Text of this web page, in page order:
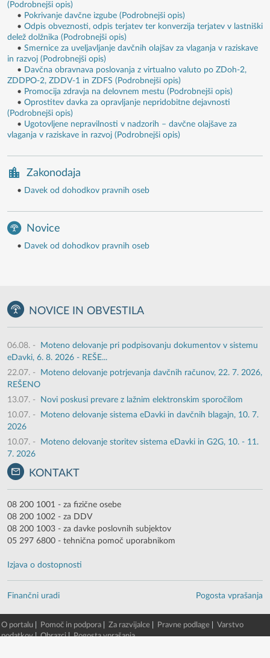
(Podrobnejši opis)
• Pokrivanje davčne izgube (Podrobnejši opis)
• Odpis obveznosti, odpis terjatev ter konverzija terjatev v lastniški
delež dolžnika (Podrobnejši opis)
• Smernice za uveljavljanje davčnih olajšav za vlaganja v raziskave
in razvoj (Podrobnejši opis)
• Davčna obravnava poslovanja z virtualno valuto po ZDoh-2,
ZDDPO-2, ZDDV-1 in ZDFS (Podrobnejši opis)
• Promocija zdravja na delovnem mestu (Podrobnejši opis)
• Oprostitev davka za opravljanje nepridobitne dejavnosti
(Podrobnejši opis)
• Ugotovljene nepravilnosti v nadzorih – davčne olajšave za
vlaganja v raziskave in razvoj (Podrobnejši opis)
Zakonodaja
• Davek od dohodkov pravnih oseb
Novice
• Davek od dohodkov pravnih oseb
NOVICE IN OBVESTILA
06.08. -
Moteno delovanje pri podpisovanju dokumentov v sistemu
eDavki, 6. 8. 2026 - REŠE...
22.07. -
Moteno delovanje potrjevanja davčnih računov, 22. 7. 2026,
REŠENO
13.07. -
Novi poskusi prevare z lažnim elektronskim sporočilom
10.07. -
Moteno delovanje sistema eDavki in davčnih blagajn, 10. 7.
2026
10.07. -
Moteno delovanje storitev sistema eDavki in G2G, 10. - 11.
7. 2026
KONTAKT
08 200 1001 - za fizične osebe
08 200 1002 - za DDV
08 200 1003 - za davke poslovnih subjektov
05 297 6800 - tehnična pomoč uporabnikom
Izjava o dostopnosti
Finančni uradi Pogosta vprašanja
O portalu Pomoč in podpora Za razvijalce Pravne podlage
Varstvo
podatkov|Obrazci|Pogosta vprašanja